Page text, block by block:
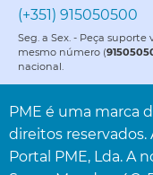
(+351) 915050500
Seg. a Sex. - Peça
mesmo número (
nacional.
PME é uma marca
direitos reservados.
Portal PME, Lda. A